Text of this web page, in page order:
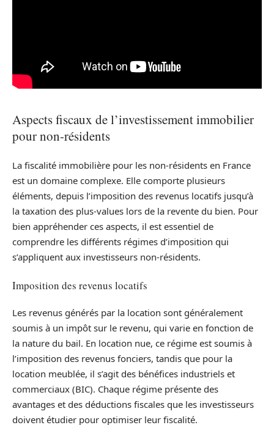
Aspects fiscaux de l’investissement immobilier
pour non-résidents
La fiscalité immobilière pour les non-résidents en France
est un domaine complexe. Elle comporte plusieurs
éléments, depuis l’imposition des revenus locatifs jusqu’à
la taxation des plus-values lors de la revente du bien. Pour
bien appréhender ces aspects, il est essentiel de
comprendre les différents régimes d’imposition qui
s’appliquent aux investisseurs non-résidents.
Imposition des revenus locatifs
Les revenus générés par la location sont généralement
soumis à un impôt sur le revenu, qui varie en fonction de
la nature du bail. En location nue, ce régime est soumis à
l’imposition des revenus fonciers, tandis que pour la
location meublée, il s’agit des bénéfices industriels et
commerciaux (BIC). Chaque régime présente des
avantages et des déductions fiscales que les investisseurs
doivent étudier pour optimiser leur fiscalité.